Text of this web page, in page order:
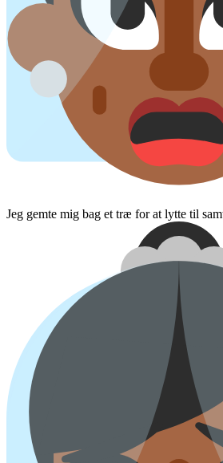
Jeg gemte mig bag et træ for at lytte til